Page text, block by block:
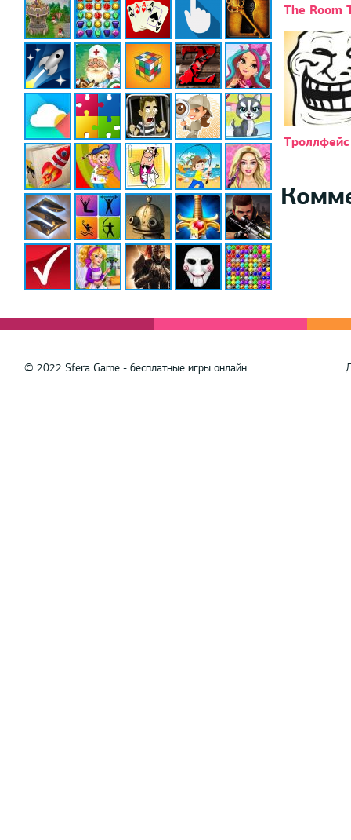
The Room
Троллфейс
© 2022 Sfera Game - бесплатные игры онлайн